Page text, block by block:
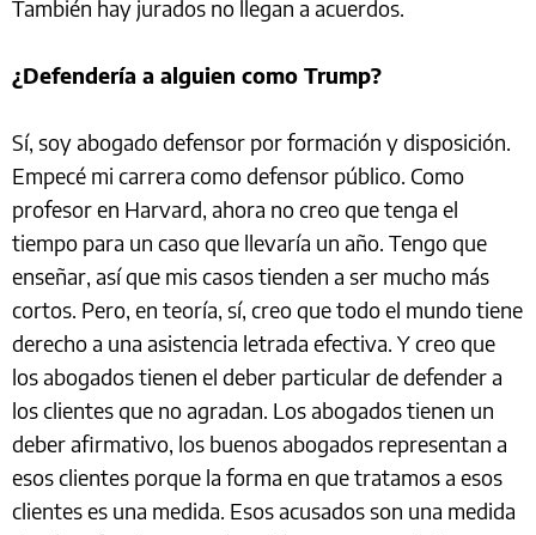
También hay jurados no llegan a acuerdos.
¿Defendería a alguien como Trump?
Sí, soy abogado defensor por formación y disposición.
Empecé mi carrera como defensor público. Como
profesor en Harvard, ahora no creo que tenga el
tiempo para un caso que llevaría un año. Tengo que
enseñar, así que mis casos tienden a ser mucho más
cortos. Pero, en teoría, sí, creo que todo el mundo tiene
derecho a una asistencia letrada efectiva. Y creo que
los abogados tienen el deber particular de defender a
los clientes que no agradan. Los abogados tienen un
deber afirmativo, los buenos abogados representan a
esos clientes porque la forma en que tratamos a esos
clientes es una medida. Esos acusados son una medida